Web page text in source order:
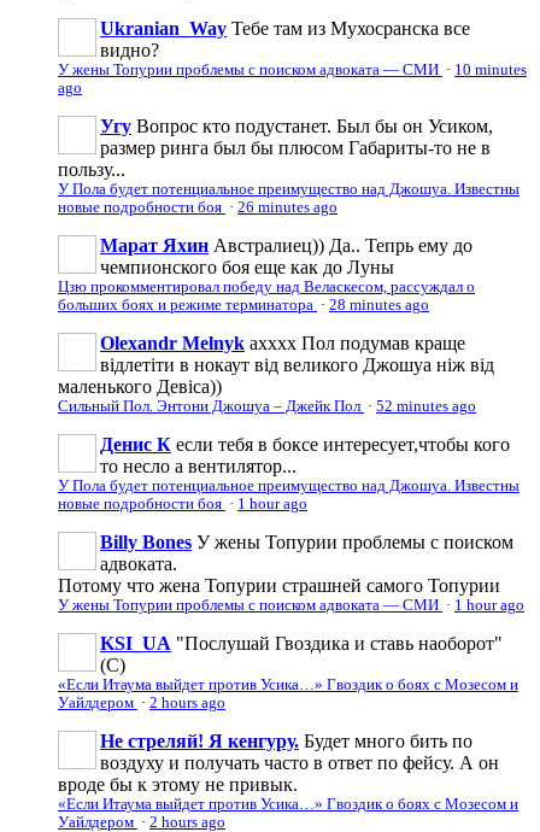
Ukranian_Way Тебе там из Мухосранска все
видно?
У жены Топурии проблемы с поиском адвоката — СМИ · 10 minutes
ago
Угу Вопрос кто подустанет. Был бы он Усиком,
размер ринга был бы плюсом Габариты-то не в
пользу...
У Пола будет потенциальное преимущество над Джошуа. Известны
новые подробности боя · 26 minutes ago
Марат Яхин Австралиец)) Да.. Тепрь ему до
чемпионского боя еще как до Луны
Цзю прокомментировал победу над Веласкесом, рассуждал о
больших боях и режиме терминатора · 28 minutes ago
Olexandr Melnyk ахххх Пол подумав краще
відлетіти в нокаут від великого Джошуа ніж від
маленького Девіса))
Сильный Пол. Энтони Джошуа – Джейк Пол · 52 minutes ago
Денис К если тебя в боксе интересует,чтобы кого
то несло а вентилятор...
У Пола будет потенциальное преимущество над Джошуа. Известны
новые подробности боя · 1 hour ago
Billy Bones У жены Топурии проблемы с поиском
адвоката.
Потому что жена Топурии страшней самого Топурии
У жены Топурии проблемы с поиском адвоката — СМИ · 1 hour ago
KSI_UA "Послушай Гвоздика и ставь наоборот"
(С)
«Если Итаума выйдет против Усика…» Гвоздик о боях с Мозесом и
Уайлдером · 2 hours ago
Не стреляй! Я кенгуру. Будет много бить по
воздуху и получать часто в ответ по фейсу. А он
вроде бы к этому не привык.
«Если Итаума выйдет против Усика…» Гвоздик о боях с Мозесом и
Уайлдером · 2 hours ago